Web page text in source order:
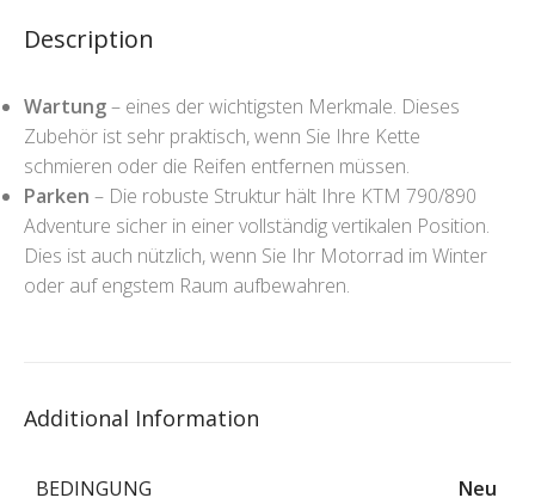
Description
Wartung– eines der wichtigsten Merkmale. Dieses
Zubehör ist sehr praktisch, wenn Sie Ihre Kette
schmieren oder die Reifen entfernen müssen.
Parken – Die robuste Struktur hält Ihre KTM 790/890
Adventure sicher in einer vollständig vertikalen Position.
Dies ist auch nützlich, wenn Sie Ihr Motorrad im Winter
oder auf engstem Raum aufbewahren.
Additional Information
BEDINGUNG Neu